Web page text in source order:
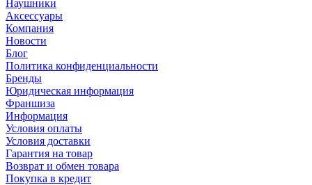
Наушники
Аксессуары
Компания
Новости
Блог
Политика конфиденциальности
Бренды
Юридическая информация
Франшиза
Информация
Условия оплаты
Условия доставки
Гарантия на товар
Возврат и обмен товара
Покупка в кредит